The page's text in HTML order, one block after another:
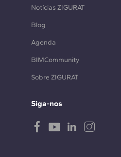
Notícias ZIGURAT
Blog
Agenda
BIMCommunity
Sobre ZIGURAT
Siga-nos